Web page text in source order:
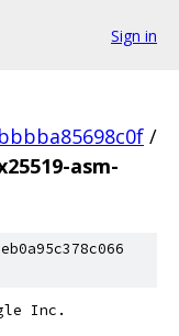
Sign in
/
asm-
Inc.